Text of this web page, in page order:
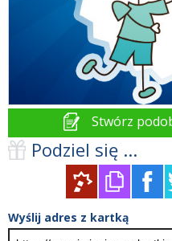
Stwórz
Podziel się ...
Wyślij adres z kartką